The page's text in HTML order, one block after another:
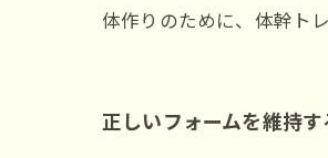
体作りのために、体幹ト
正しいフォームを維持